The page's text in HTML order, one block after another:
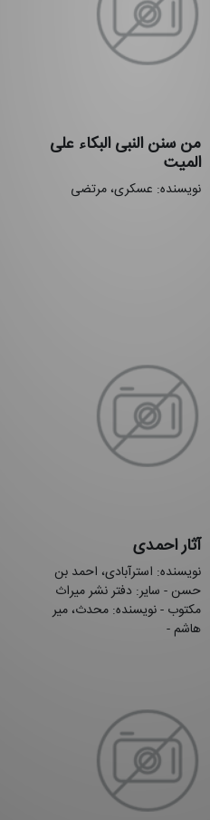
من سنن النبی البکاء علی
المیت
نویسنده: عسکری، مرتضی
آثار احمدی
نویسنده: استرآبادی، احمد بن
حسن - سایر: دفتر نشر میراث
مکتوب - نویسنده: محدث، میر
هاشم -